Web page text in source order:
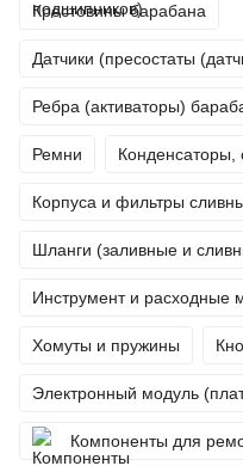
Крестовины барабана
Ребра (активаторы)
Ремни Конденсаторы,
Корпуса и фильтры
Шланги (заливные и
Инструмент и расходные
Хомуты и пружины
Электронный модуль
Компоненты для